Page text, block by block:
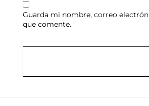
Guarda mi nombre, correo
que comente.